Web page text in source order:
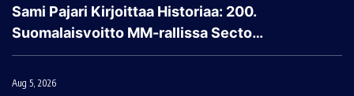
Sami Pajari Kirjoittaa Historiaa: 200.
Suomalaisvoitto MM-rallissa Secto…
Aug 5, 2026